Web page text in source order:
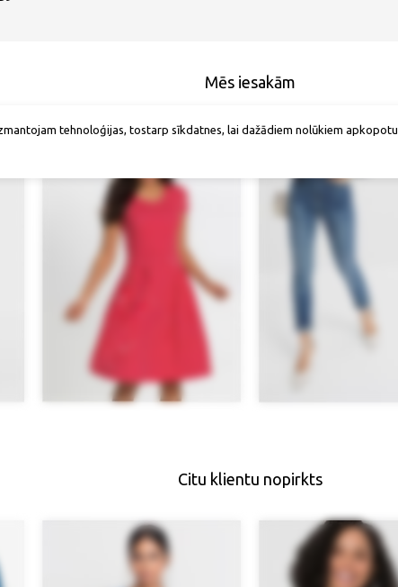
Mēs iesakām
Citu klientu nopirkts
tehnoloģijas, tostarp sīkdatnes, lai dažādiem nolūkiem apkopotu